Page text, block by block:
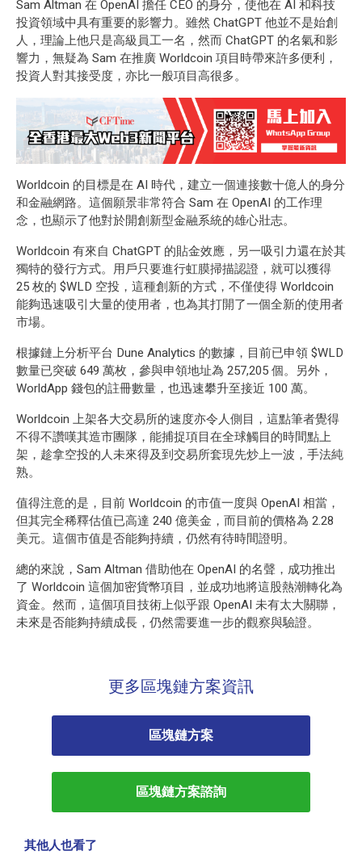
Sam Altman 在 OpenAI 擔任 CEO 的身分，使他在 AI 和科技
投資領域中具有重要的影響力。雖然 ChatGPT 他並不是始創
人，理論上他只是高級員工一名，然而 ChatGPT 的名氣和影
響力，無疑為 Sam 在推廣 Worldcoin 項目時帶來許多便利，
投資人對其接受度，亦比一般項目高很多。
Worldcoin 的目標是在 AI 時代，建立一個連接數十億人的身分
和金融網路。這個願景非常符合 Sam 在 OpenAI 的工作理
念，也顯示了他對於開創新型金融系統的雄心壯志。
Worldcoin 有來自 ChatGPT 的貼金效應，另一吸引力還在於其
獨特的發行方式。用戶只要進行虹膜掃描認證，就可以獲得
25 枚的 $WLD 空投，這種創新的方式，不僅使得 Worldcoin
能夠迅速吸引大量的使用者，也為其打開了一個全新的使用者
市場。
根據鏈上分析平台 Dune Analytics 的數據，目前已申領 $WLD
數量已突破 649 萬枚，參與申領地址為 257,205 個。另外，
WorldApp 錢包的註冊數量，也迅速攀升至接近 100 萬。
Worldcoin 上架各大交易所的速度亦令人側目，這點筆者覺得
不得不讚嘆其造市團隊，能捕捉項目在全球觸目的時間點上
架，趁拿空投的人未來得及到交易所套現先炒上一波，手法純
熟。
值得注意的是，目前 Worldcoin 的市值一度與 OpenAI 相當，
但其完全稀釋估值已高達 240 億美金，而目前的價格為 2.28
美元。這個市值是否能夠持續，仍然有待時間證明。
總的來說，Sam Altman 借助他在 OpenAI 的名聲，成功推出
了 Worldcoin 這個加密貨幣項目，並成功地將這股熱潮轉化為
資金。然而，這個項目技術上似乎跟 OpenAI 未有太大關聯，
未來是否能夠持續成長，仍然需要進一步的觀察與驗證。
更多區塊鏈方案資訊
區塊鏈方案
區塊鏈方案諮詢
其他人也看了